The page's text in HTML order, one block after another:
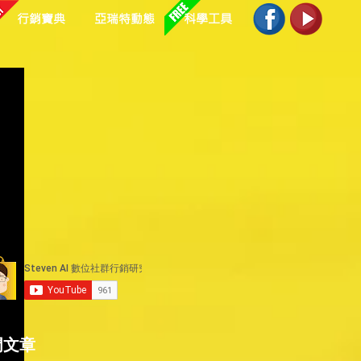
行銷寶典 亞瑞特動態 科學工具
章